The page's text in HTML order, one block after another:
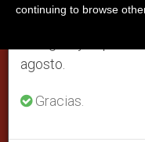
Ambulancia Donada
agosto.
Gracias.
continuing to browse